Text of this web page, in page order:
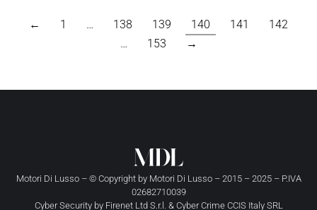
← 1 … 138 139 140 141
142
…
153 →
Motori Di Lusso – © Copyright by Motori Di Lusso– 2015 – 2025 – P.IVA
02682710039
Cyber Security by Firenet Ltd S.r.l. & Cyber Crime CCIS Italy SRL